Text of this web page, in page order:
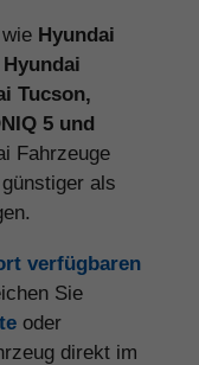
Hyundai
Tucson,
5 und
Fahrzeuge
als
verfügbaren
Sie
oder
direkt im